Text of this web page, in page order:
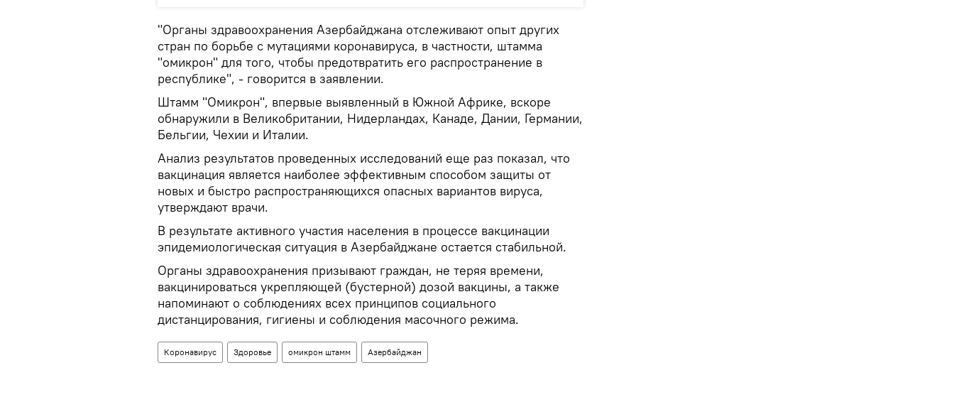
"Органы здравоохранения Азербайджана отслеживают опыт других
стран по борьбе с мутациями коронавируса, в частности, штамма
"омикрон" для того, чтобы предотвратить его распространение в
республике", - говорится в заявлении.
Штамм "Омикрон", впервые выявленный в Южной Африке, вскоре
обнаружили в Великобритании, Нидерландах, Канаде, Дании, Германии,
Бельгии, Чехии и Италии.
Анализ результатов проведенных исследований еще раз показал, что
вакцинация является наиболее эффективным способом защиты от
новых и быстро распространяющихся опасных вариантов вируса,
утверждают врачи.
В результате активного участия населения в процессе вакцинации
эпидемиологическая ситуация в Азербайджане остается стабильной.
Органы здравоохранения призывают граждан, не теряя времени,
вакцинироваться укрепляющей (бустерной) дозой вакцины, а также
напоминают о соблюдениях всех принципов социального
дистанцирования, гигиены и соблюдения масочного режима.
Коронавирус Здоровье омикрон штамм Азербайджан